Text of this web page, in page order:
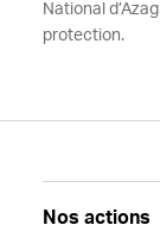
National
protection.
Nos actions